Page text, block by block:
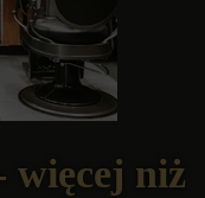
więcej niż